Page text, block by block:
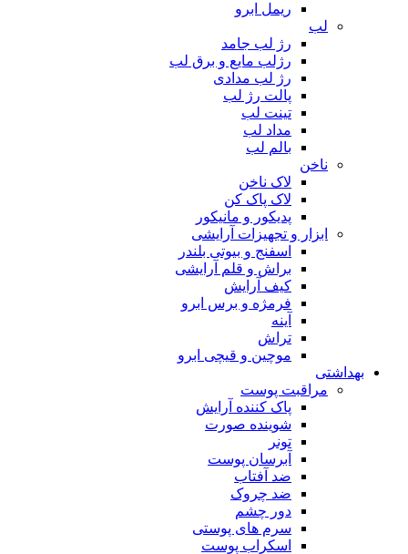
ریمل ابرو
لب
رژ لب جامد
رژلب مایع و برق لب
رژ لب مدادی
پالت رژ لب
تینت لب
مداد لب
بالم لب
ناخن
لاک ناخن
لاک پاک کن
پدیکور و مانیکور
ابزار و تجهیزات آرایشی
اسفنج و بیوتی بلندر
براش و قلم آرایشی
کیف آرایش
فرمژه و برس ابرو
آینه
تراش
موچین و قیچی ابرو
بهداشتی
مراقبت پوست
پاک کننده آرایش
شوینده صورت
تونر
آبرسان پوست
ضد آفتاب
ضد چروک
دور چشم
سرم های پوستی
اسکراب پوست